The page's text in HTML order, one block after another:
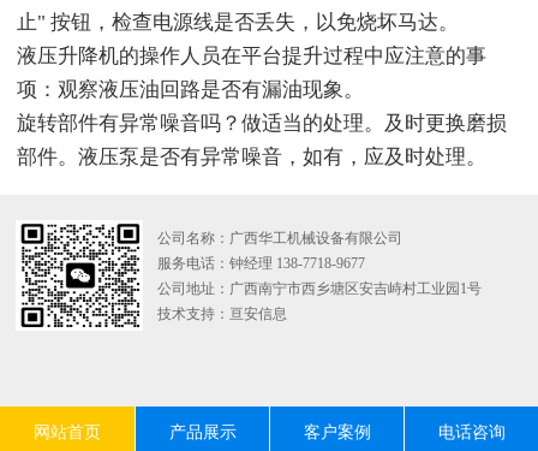
止" 按钮，检查电源线是否丢失，以免烧坏马达。
液压升降机的操作人员在平台提升过程中应注意的事
项：观察液压油回路是否有漏油现象。
旋转部件有异常噪音吗？做适当的处理。及时更换磨损
部件。液压泵是否有异常噪音，如有，应及时处理。
公司名称：广西华工机械设备有限公司
服务电话：钟经理 138-7718-9677
公司地址：广西南宁市西乡塘区安吉峙村工业园1号
技术支持： 亘安信息
网站首页 产品展示 客户案例 电话咨询